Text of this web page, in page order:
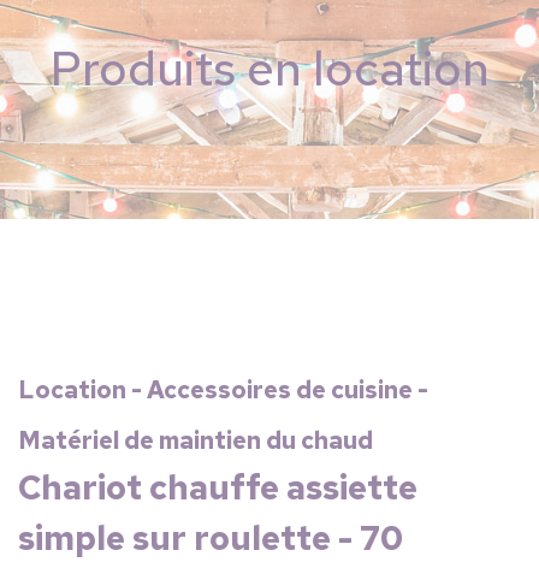
Produits en location
Location - Accessoires de cuisine -
Matériel de maintien du chaud
Chariot chauffe assiette
simple sur roulette - 70